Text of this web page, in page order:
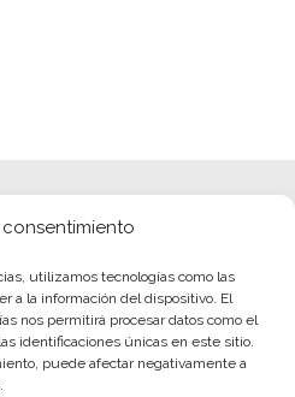
utilizamos tecnologías como las
a la información del dispositivo. El
nos permitirá procesar datos como el
identificaciones únicas en este sitio.
puede afectar negativamente a